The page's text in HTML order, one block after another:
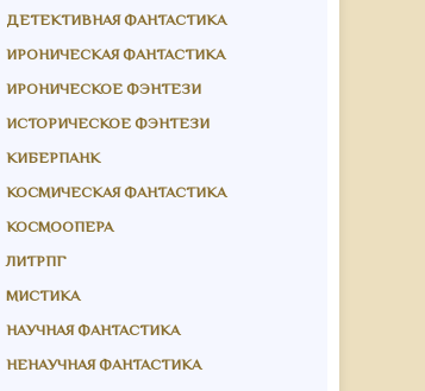
ДЕТЕКТИВНАЯ ФАНТАСТИКА
ИРОНИЧЕСКАЯ ФАНТАСТИКА
ИРОНИЧЕСКОЕ ФЭНТЕЗИ
ИСТОРИЧЕСКОЕ ФЭНТЕЗИ
КИБЕРПАНК
КОСМИЧЕСКАЯ ФАНТАСТИКА
КОСМООПЕРА
ЛИТРПГ
МИСТИКА
НАУЧНАЯ ФАНТАСТИКА
НЕНАУЧНАЯ ФАНТАСТИКА